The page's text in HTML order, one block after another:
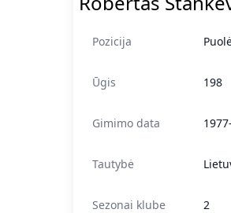
Pozicija
Ūgis 198
Gimimo data
Tautybė
Sezonai klube 2